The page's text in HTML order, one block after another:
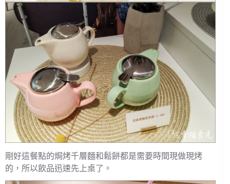
剛好這餐點的焗烤千層麵和鬆餅都是需要時間現做現烤
的，所以飲品迅速先上桌了。